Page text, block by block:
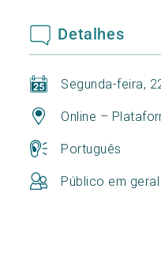
Detalhes
Segunda-feira,
Online –
Português
Público em geral